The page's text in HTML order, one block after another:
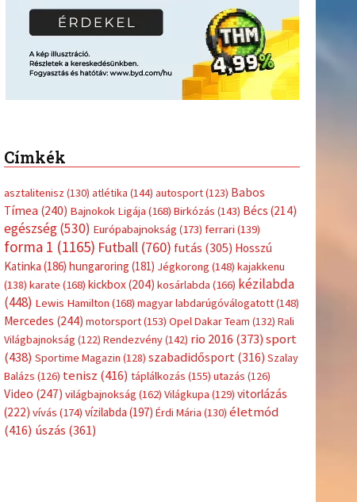
Címkék
asztalitenisz (130) atlétika (144) autosport(123) Babos
Tímea (240) Bajnokok Ligája (168) Birkózás (143) Bécs (214)
egészség(530) Európabajnokság (173) ferrari (139)
forma 1 (1165) Futball (760) futás (305) Hosszú
Katinka (186) hungaroring (181) Jégkorong (148) kajakkenu
(138) karate (168) kickbox(204) kosárlabda (166) kézilabda
(448) Lewis Hamilton (168) magyar labdarúgóválogatott(148)
Mercedes (244) motorsport(153) Opel Dakar Team (132) Rali
Világbajnokság (122) Rendezvény(142) rio 2016 (373) sport
(438) Sportime Magazin (128) szabadidősport (316) Szalay
Balázs (126) tenisz (416) táplálkozás (155) utazás (126)
Video (247) világbajnokság (162) Világkupa (129) vitorlázás
(222) vívás (174) vízilabda (197) Érdi Mária (130) életmód
(416) úszás (361)